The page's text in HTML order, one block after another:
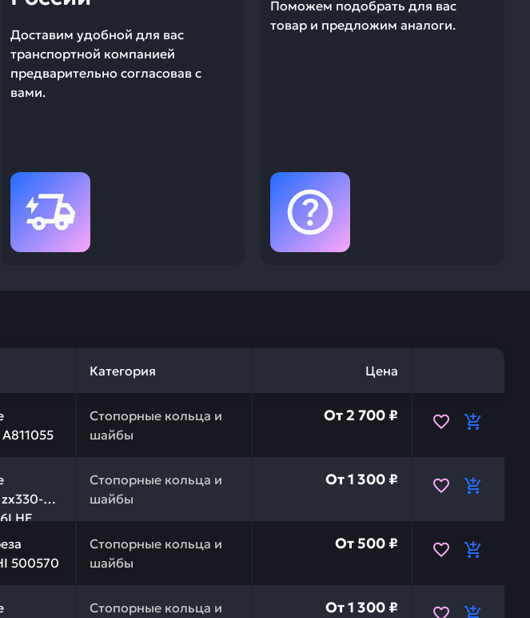
Доставим удобной для вас
транспортной компанией
предварительно согласовав с
вами.
Поможем подобрать для вас
товар и предложим аналоги.
Категория Цена
Стопорные кольца и
шайбы
подбор. Кольцо уплотнительное на ex270,ex300 HITACHI A811055 — это
От2 700 ₽
5g,
Стопорные кольца и
шайбы
подбор. Кольцо уплотнительное на zx450lc-3, zx350h-5g, zx330-5g, zx200-
От1 300 ₽
500570
Стопорные кольца и
шайбы
подбор. Шайба м22 болта бокореза на zx330-3,zx270 HITACHI 500570 — это
От500 ₽
Стопорные кольца и
подбор. Кольцо уплотнительное гидросистемы на ex-1200ld, ex1200-6bh,
От1 300 ₽